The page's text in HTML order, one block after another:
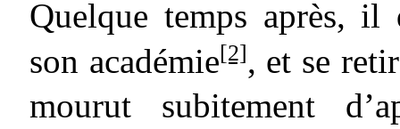
Quelque temps après,
son académie[2], et se
mourut subitement